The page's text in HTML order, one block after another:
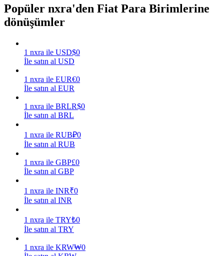
Günlük rekabetçi ödüller kazanın
Popüler nxra'den Fiat Para Birimlerine
dönüşümler
1 nxra ile USD$0
İle satın al USD
1 nxra ile EUR€0
İle satın al EUR
1 nxra ile BRLR$0
İle satın al BRL
1 nxra ile RUB₽0
İle satın al RUB
1 nxra ile GBP£0
İle satın al GBP
1 nxra ile INR₹0
İle satın al INR
1 nxra ile TRY₺0
İle satın al TRY
1 nxra ile KRW₩0